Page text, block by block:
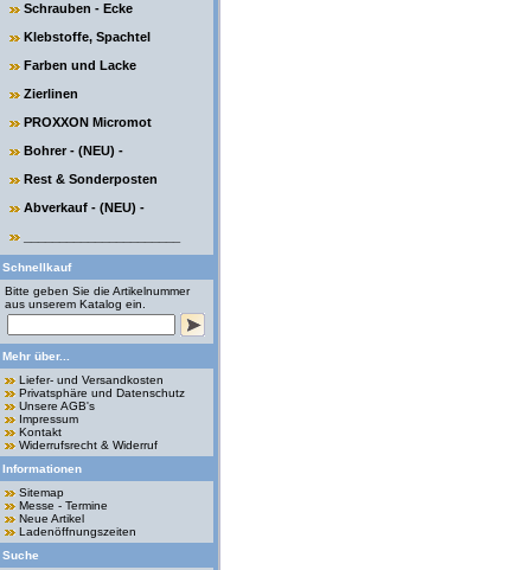
Schrauben - Ecke
Klebstoffe, Spachtel
Farben und Lacke
Zierlinen
PROXXON Micromot
Bohrer - (NEU) -
Rest & Sonderposten
Abverkauf - (NEU) -
Schnellkauf
Bitte geben Sie die Artikelnummer
aus unserem Katalog ein.
Mehr über...
Liefer- und Versandkosten
Privatsphäre und Datenschutz
Unsere AGB's
Impressum
Kontakt
Widerrufsrecht & Widerruf
Informationen
Sitemap
Messe - Termine
Neue Artikel
Ladenöffnungszeiten
Suche